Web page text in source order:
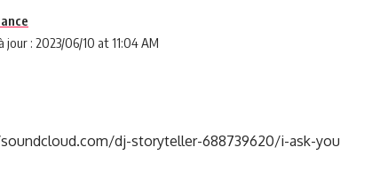
jour : 2023/06/10 at 11:04 AM
dj-storyteller-688739620/i-ask-you